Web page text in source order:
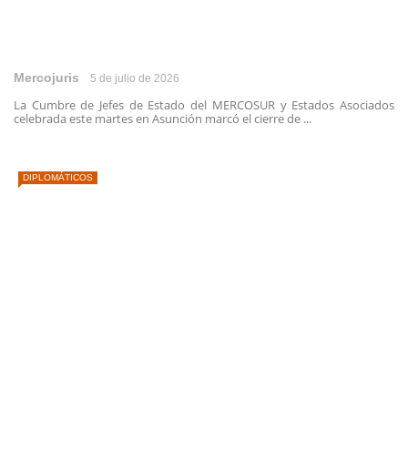
Mercojuris 5 de julio de 2026
La Cumbre de Jefes de Estado del MERCOSUR y Estados Asociados
celebrada este martes en Asunción marcó el cierre de ...
DIPLOMÁTICOS